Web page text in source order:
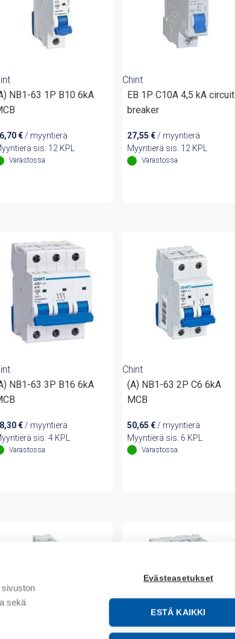
sekä
Evästeasetukset
ESTÄ KAIKKI
NB1-63 1P B10 6kA
€/ myyntierä
sis. 12 KPL
Varastossa
Chint
EB 1P C10A 4,5 kA circuit
breaker
27,55€ / myyntierä
Myyntierä sis. 12 KPL
Varastossa
NB1-63 3P B16 6kA
€/ myyntierä
sis. 4 KPL
Varastossa
Chint
(A) NB1-63 2P C6 6kA
MCB
50,65€ / myyntierä
Myyntierä sis. 6 KPL
Varastossa